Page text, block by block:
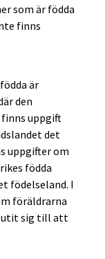
som är födda
finns
är
den
uppgift
det
uppgifter om
födda
födelseland. I
föräldrarna
sig till att